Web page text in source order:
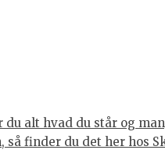
alt hvad du står og
så finder du det her hos